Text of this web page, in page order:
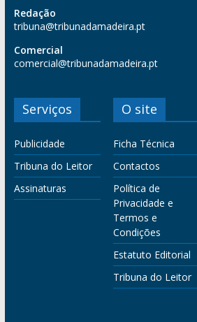
Redação
tribuna@tribunadamadeira.pt
Comercial
comercial@tribunadamadeira.pt
Serviços
Publicidade
Tribuna do Leitor
Assinaturas
O site
Ficha Técnica
Contactos
Política de
Privacidade e
Termos e
Condições
Estatuto Editorial
Tribuna do Leitor